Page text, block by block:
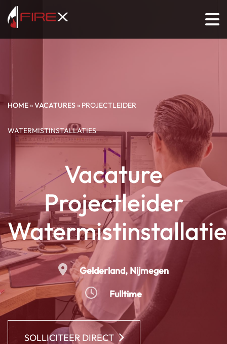
HOME»VACATURES» PROJECTLEIDER
WATERMISTINSTALLATIES
Vacature
Projectleider
Gelderland Nijmegen
Fulltime
SOLLICITEER DIRECT